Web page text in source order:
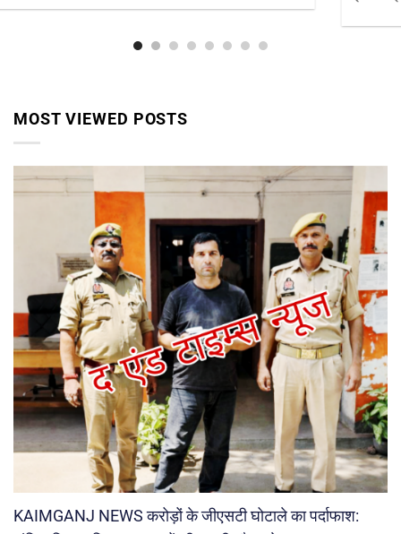
MOST VIEWED POSTS
KAIMGANJ NEWS करोड़ों के जीएसटी घोटाले का पर्दाफाश: